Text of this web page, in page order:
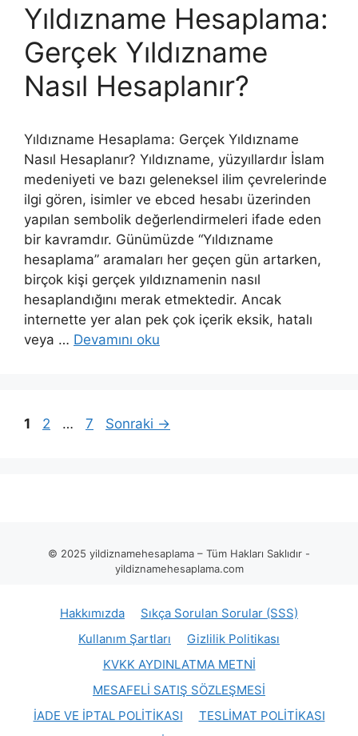
Yıldızname Hesaplama:
Gerçek Yıldızname
Nasıl Hesaplanır?
Yıldızname Hesaplama: Gerçek Yıldızname
Nasıl Hesaplanır? Yıldızname, yüzyıllardır İslam
medeniyeti ve bazı geleneksel ilim çevrelerinde
ilgi gören, isimler ve ebced hesabı üzerinden
yapılan sembolik değerlendirmeleri ifade eden
bir kavramdır. Günümüzde “Yıldızname
hesaplama” aramaları her geçen gün artarken,
birçok kişi gerçek yıldıznamenin nasıl
hesaplandığını merak etmektedir. Ancak
internette yer alan pek çok içerik eksik, hatalı
veya … Devamını oku
Sayfa
1 Sayfa
2 … Sayfa
7 Sonraki →
© 2025 yildiznamehesaplama – Tüm Hakları Saklıdır -
yildiznamehesaplama.com
Hakkımızda
Sıkça Sorulan Sorular (SSS)
Kullanım Şartları
Gizlilik Politikası
KVKK AYDINLATMA METNİ
MESAFELİ SATIŞ SÖZLEŞMESİ
İADE VE İPTAL POLİTİKASI
TESLİMAT POLİTİKASI